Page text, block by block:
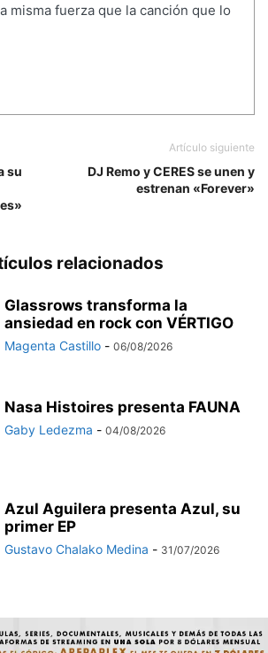
misma fuerza que la canción que lo
su
Artículo siguiente
DJ Remo y CERES se unen y
estrenan «Forever»
relacionados
Glassrows transforma la
ansiedad en rock con VÉRTIGO
Magenta Castillo - 06/08/2026
Nasa Histoires presenta FAUNA
Gaby Ledezma - 04/08/2026
Azul Aguilera presenta Azul, su
primer EP
Gustavo Chalako Medina - 31/07/2026